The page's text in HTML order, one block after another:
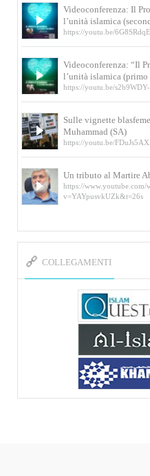
Videoconferenza: Il
l’unità islamica
https://youtu.be/
Videoconferenza: “Il
l’unità islamica
https://youtu.be/
Sulle vignette
Muhammad (SA)
https://youtu.be/
Un tributo al Martire
https://www.youtube.com/
v=YAYpusvkUZk&t=26s
L’Abluzione rituale
e l’Imam Khomeini
della figlia di un martire
https://www.youtube.com/
v=-5nPSxbf9l0&t=103s
Sheykh Abbas Di
Soleimani e Abu
https://youtu.be/
dallo Sheykh Abbas Di Palma
COLLEGAMENTI